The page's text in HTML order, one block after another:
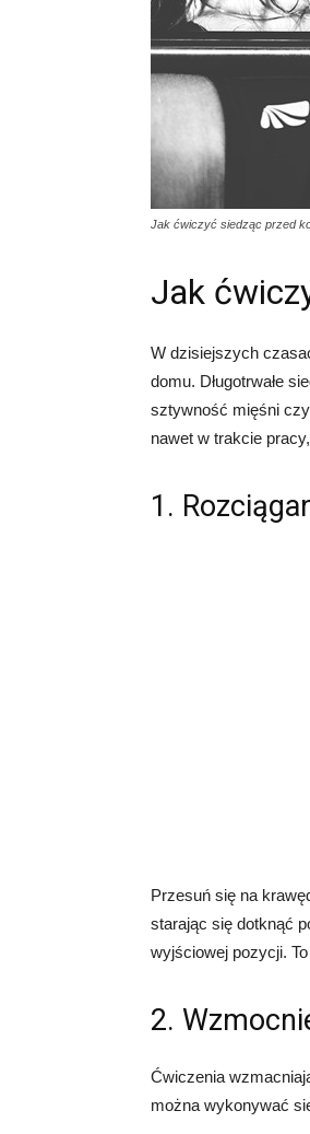
Jak ćwiczyć siedząc przed
Jak
W dzisiejszych
domu. Długotrwałe
sztywność mięśni
nawet w trakcie
1.
Przesuń się na
starając się dotknąć
wyjściowej pozycji.
2.
Ćwiczenia
można wykonywać